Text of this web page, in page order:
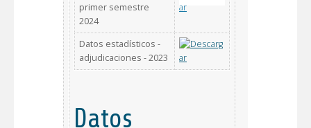
primer semestre
2024
Datos estadísticos -
adjudicaciones - 2023
Datos